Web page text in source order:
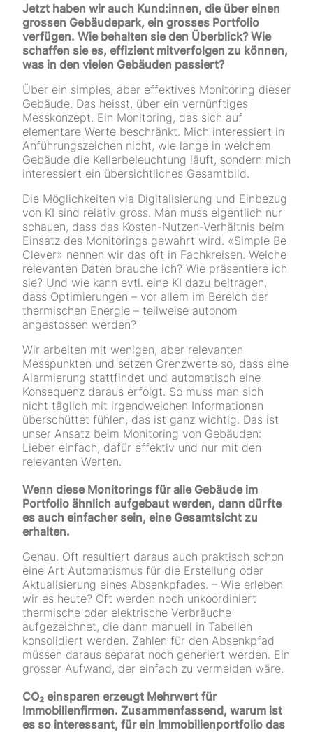
Jetzt haben wir auch Kund:innen, die über einen
grossen Gebäudepark, ein grosses Portfolio
verfügen. Wie behalten sie den Überblick? Wie
schaffen sie es, effizient mitverfolgen zu können,
was in den vielen Gebäuden passiert?
Über ein simples, aber effektives Monitoring dieser
Gebäude. Das heisst, über ein vernünftiges
Messkonzept. Ein Monitoring, das sich auf
elementare Werte beschränkt. Mich interessiert in
Anführungszeichen nicht, wie lange in welchem
Gebäude die Kellerbeleuchtung läuft, sondern mich
interessiert ein übersichtliches Gesamtbild.
Die Möglichkeiten via Digitalisierung und Einbezug
von KI sind relativ gross. Man muss eigentlich nur
schauen, dass das Kosten-Nutzen-Verhältnis beim
Einsatz des Monitorings gewahrt wird. «Simple Be
Clever» nennen wir das oft in Fachkreisen. Welche
relevanten Daten brauche ich? Wie präsentiere ich
sie? Und wie kann evtl. eine KI dazu beitragen,
dass Optimierungen – vor allem im Bereich der
thermischen Energie – teilweise autonom
angestossen werden?
Wir arbeiten mit wenigen, aber relevanten
Messpunkten und setzen Grenzwerte so, dass eine
Alarmierung stattfindet und automatisch eine
Konsequenz daraus erfolgt. So muss man sich
nicht täglich mit irgendwelchen Informationen
überschüttet fühlen, das ist ganz wichtig. Das ist
unser Ansatz beim Monitoring von Gebäuden:
Lieber einfach, dafür effektiv und nur mit den
relevanten Werten.
Wenn diese Monitorings für alle Gebäude im
Portfolio ähnlich aufgebaut werden, dann dürfte
es auch einfacher sein, eine Gesamtsicht zu
erhalten.
Genau. Oft resultiert daraus auch praktisch schon
eine Art Automatismus für die Erstellung oder
Aktualisierung eines Absenkpfades. – Wie erleben
wir es heute? Oft werden noch unkoordiniert
thermische oder elektrische Verbräuche
aufgezeichnet, die dann manuell in Tabellen
konsolidiert werden. Zahlen für den Absenkpfad
müssen daraus separat noch generiert werden. Ein
grosser Aufwand, der einfach zu vermeiden wäre.
CO₂ einsparen erzeugt Mehrwert für
Immobilienfirmen. Zusammenfassend, warum ist
es so interessant, für ein Immobilienportfolio das